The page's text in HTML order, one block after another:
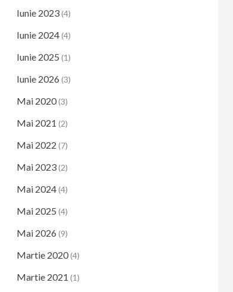
Iunie 2023(4)
Iunie 2024(4)
Iunie 2025 (1)
Iunie 2026 (3)
Mai 2020(3)
Mai 2021 (2)
Mai 2022 (7)
Mai 2023(2)
Mai 2024(4)
Mai 2025 (4)
Mai 2026 (9)
Martie 2020(4)
Martie 2021 (1)